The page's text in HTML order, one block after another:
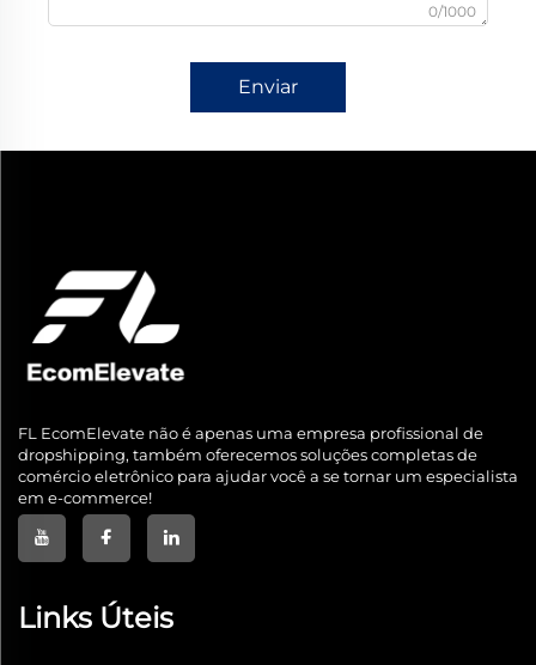
0/1000
Enviar
FL EcomElevate não é apenas uma empresa profissional de
dropshipping, também oferecemos soluções completas de
comércio eletrônico para ajudar você a se tornar um especialista
em e-commerce!
Links Úteis